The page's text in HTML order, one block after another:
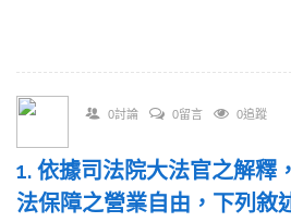
0討論 0留言 0追蹤
1. 依據司法院大法官之解釋
法保障之營業自由，下列